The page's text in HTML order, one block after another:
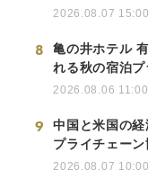
2026.08.07 15:00
8
亀の井ホテル
れる秋の宿泊
2026.08.06 11:00
9
中国と米国の
プライチェー
2026.08.07 10:00